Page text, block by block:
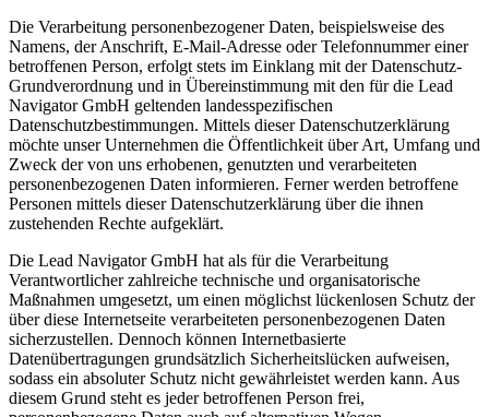
Die Verarbeitung personenbezogener Daten, beispielsweise des
Namens, der Anschrift, E-Mail-Adresse oder Telefonnummer einer
betroffenen Person, erfolgt stets im Einklang mit der Datenschutz-
Grundverordnung und in Übereinstimmung mit den für die Lead
Navigator GmbH geltenden landesspezifischen
Datenschutzbestimmungen. Mittels dieser Datenschutzerklärung
möchte unser Unternehmen die Öffentlichkeit über Art, Umfang und
Zweck der von uns erhobenen, genutzten und verarbeiteten
personenbezogenen Daten informieren. Ferner werden betroffene
Personen mittels dieser Datenschutzerklärung über die ihnen
zustehenden Rechte aufgeklärt.
Die Lead Navigator GmbH hat als für die Verarbeitung
Verantwortlicher zahlreiche technische und organisatorische
Maßnahmen umgesetzt, um einen möglichst lückenlosen Schutz der
über diese Internetseite verarbeiteten personenbezogenen Daten
sicherzustellen. Dennoch können Internetbasierte
Datenübertragungen grundsätzlich Sicherheitslücken aufweisen,
sodass ein absoluter Schutz nicht gewährleistet werden kann. Aus
diesem Grund steht es jeder betroffenen Person frei,